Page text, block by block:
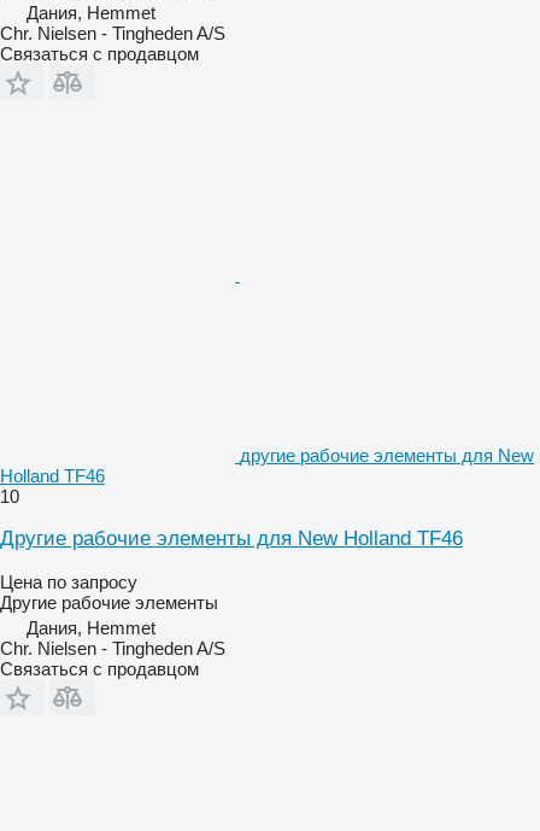
Дания, Hemmet
Chr. Nielsen - Tingheden A/S
Связаться с продавцом
другие рабочие элементы для New
Holland TF46
10
Другие рабочие элементы для New Holland TF46
Цена по запросу
Другие рабочие элементы
Дания, Hemmet
Chr. Nielsen - Tingheden A/S
Связаться с продавцом